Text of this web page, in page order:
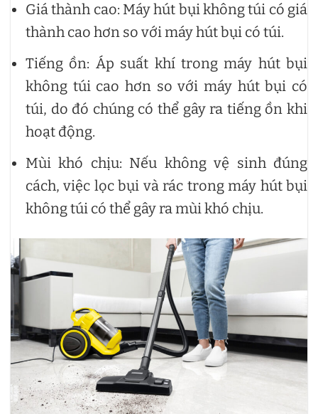
Giá thành cao: Máy hút bụi không túi có giá
thành cao hơn so với máy hút bụi có túi.
Tiếng ồn: Áp suất khí trong máy hút bụi
không túi cao hơn so với máy hút bụi có
túi, do đó chúng có thể gây ra tiếng ồn khi
hoạt động.
Mùi khó chịu: Nếu không vệ sinh đúng
cách, việc lọc bụi và rác trong máy hút bụi
không túi có thể gây ra mùi khó chịu.